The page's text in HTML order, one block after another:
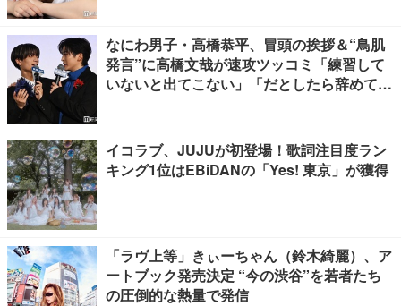
なにわ男子・高橋恭平、冒頭の挨拶＆“鳥肌
発言”に高橋文哉が速攻ツッコミ「練習して
いないと出てこない」「だとしたら辞めてく
イコラブ、JUJUが初登場！歌詞注目度ラン
キング1位はEBiDANの「Yes! 東京」が獲得
「ラヴ上等」きぃーちゃん（鈴木綺麗）、ア
ートブック発売決定 “今の渋谷”を若者たち
の圧倒的な熱量で発信